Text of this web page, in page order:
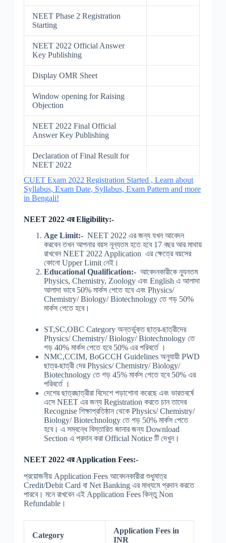
NEET Phase 2 Registration
Starting
NEET 2022 Official Answer
Key Publishing
Display OMR Sheet
Window opening for Raising
Objection
NEET 2022 Final Official
Answer Key Publishing
Declaration of Final Result for
NEET 2022
CUET Exam 2022 Registration Started , Learn about
Syllabus, Exam Date, Syllabus, Exam Pattern and more
in Bengali!
NEET 2022 এর Eligibility:-
Age Limit:-NEET 2022 এর জন্য যখন আবেদন
করবেন তখন আপনার বয়স নূন্যতম হতে হবে 17 বছর আর মাথায়
রাখবেন NEET 2022 Application এর ক্ষেত্রে বয়সের
কোনো Upper Limit নেই।
Educational Qualification:- আবেদনকারীকে ন্যূনতম
Physics, Chemistry, Zoology এবং English এ আলাদা
আলাদা ভাবে 50% মার্কস পেতে হবে এবং Physics/
Chemistry/ Biology/ Biotechnology তে গড় 50%
মার্কস পেতে হবে।
ST,SC,OBC Category অন্তর্ভুক্ত ছাত্র-ছাত্রীদের
Physics/ Chemistry/ Biology/ Biotechnology তে
গড় 40% মার্কস পেতে হবে 50% এর পরিবর্তে ।
NMC,CCIM, BoGCCH Guidelines অনুযায়ী PWD
ছাত্র-ছাত্রী দের Physics/ Chemistry/ Biology/
Biotechnology তে গড় 45% মার্কস পেতে হবে 50% এর
পরিবর্তে ।
দেশের ছাত্রছাত্রীরা বিদেশে পড়াশোনা করেছে এবং ভারতবর্ষে
এসে NEET এর জন্য Registration করতে চান তাদের
Recognise শিক্ষাপ্রতিষ্ঠান থেকে Physics/ Chemistry/
Biology/ Biotechnology তে গড় 50% মার্কস পেতে
হবে। এ সম্বন্ধে বিস্তারিত জানার জন্য Download
Section এ প্রদান করা Official Notice টি দেখুন।
NEET 2022 এর Application Fees:-
প্রয়োজনীয় Application Fees আবেদনকারীরা শুধুমাত্র
Credit/Debit Card বা Net Banking এর মাধ্যমে প্রদান করতে
পারবে। মনে রাখবেন এই Application Fees কিন্তু Non
Refundable।
Category
Application Fees in
INR